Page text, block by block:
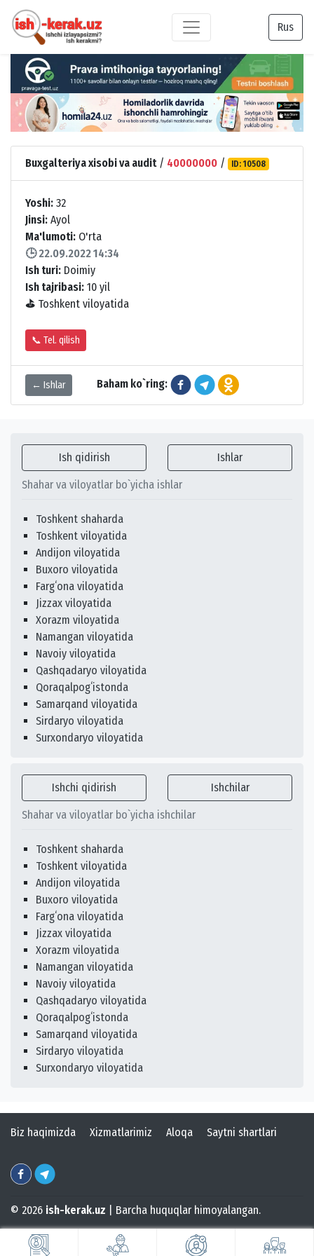
Rus
Buxgalteriya xisobi va audit/ 40000000 / ID: 10508
Yoshi: 32
Jinsi: Ayol
Ma'lumoti: O'rta
🕒 22.09.2022 14:34
Ish turi: Doimiy
Ish tajribasi: 10 yil
⛳ Toshkent viloyatida
📞 Tel. qilish
← Ishlar Baham ko`ring:
Ish qidirish Ishlar
Shahar va viloyatlar bo`yicha ishlar
Toshkent shaharda
Toshkent viloyatida
Andijon viloyatida
Buxoro viloyatida
Fargʻona viloyatida
Jizzax viloyatida
Xorazm viloyatida
Namangan viloyatida
Navoiy viloyatida
Qashqadaryo viloyatida
Qoraqalpogʻistonda
Samarqand viloyatida
Sirdaryo viloyatida
Surxondaryo viloyatida
Ishchi qidirish Ishchilar
Shahar va viloyatlar bo`yicha ishchilar
Toshkent shaharda
Toshkent viloyatida
Andijon viloyatida
Buxoro viloyatida
Fargʻona viloyatida
Jizzax viloyatida
Xorazm viloyatida
Namangan viloyatida
Navoiy viloyatida
Qashqadaryo viloyatida
Qoraqalpogʻistonda
Samarqand viloyatida
Sirdaryo viloyatida
Surxondaryo viloyatida
Biz haqimizda Xizmatlarimiz Aloqa Saytni shartlari
© 2026 ish-kerak.uz | Barcha huquqlar himoyalangan.